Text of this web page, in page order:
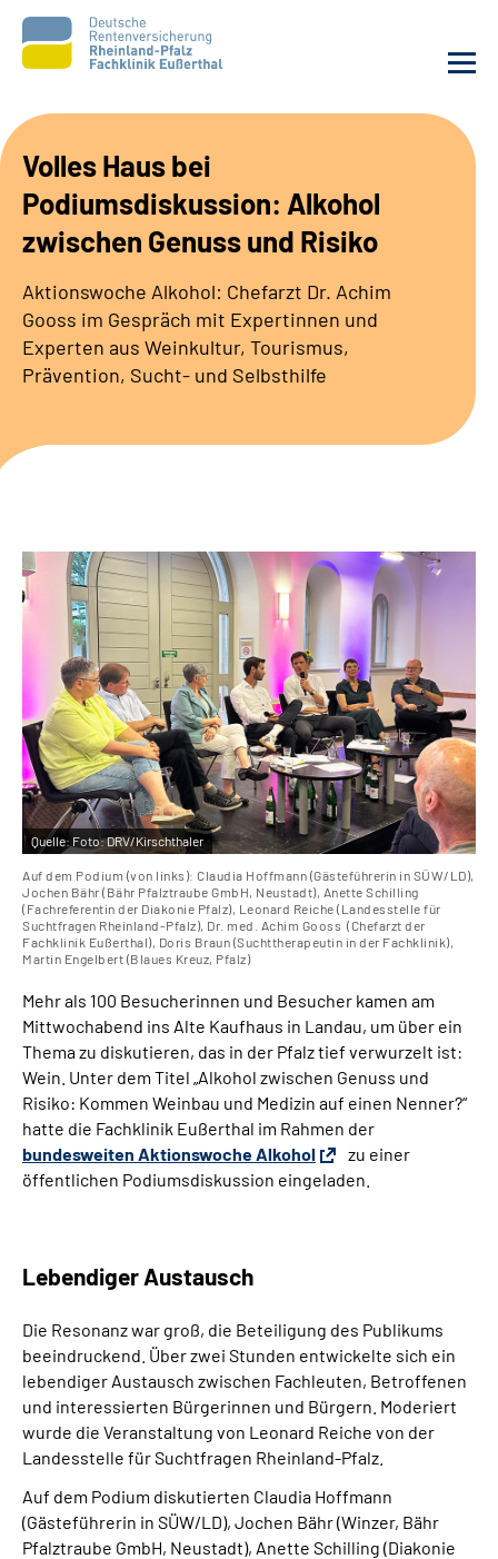
Unsere Angebote
Karriere
Beratungsstellen &
Gebärdensprache
Volles Haus bei
Podiumsdiskussion: Alkohol
zwischen Genuss und Risiko
Aktionswoche Alkohol: Chefarzt Dr. Achim
Gooss im Gespräch mit Expertinnen und
Experten aus Weinkultur, Tourismus,
Prävention, Sucht- und Selbsthilfe
Quelle: Foto: DRV/Kirschthaler
Auf dem Podium (von links): Claudia Hoffmann (Gästeführerin in SÜW/LD),
Jochen Bähr (Bähr Pfalztraube GmbH, Neustadt), Anette Schilling
(Fachreferentin der Diakonie Pfalz), Leonard Reiche (Landesstelle für
Suchtfragen Rheinland-Pfalz), Dr. med. Achim Gooss (Chefarzt der
Fachklinik Eußerthal), Doris Braun (Suchttherapeutin in der Fachklinik),
Martin Engelbert (Blaues Kreuz, Pfalz)
Mehr als 100 Besucherinnen und Besucher kamen am
Mittwochabend ins Alte Kaufhaus in Landau, um über ein
Thema zu diskutieren, das in der Pfalz tief verwurzelt ist:
Wein. Unter dem Titel „Alkohol zwischen Genuss und
Risiko: Kommen Weinbau und Medizin auf einen Nenner?“
hatte die Fachklinik Eußerthal im Rahmen der
bundesweiten Aktionswoche Alkohol
zu einer
öffentlichen Podiumsdiskussion eingeladen.
Lebendiger Austausch
Die Resonanz war groß, die Beteiligung des Publikums
beeindruckend. Über zwei Stunden entwickelte sich ein
lebendiger Austausch zwischen Fachleuten, Betroffenen
und interessierten Bürgerinnen und Bürgern. Moderiert
wurde die Veranstaltung von Leonard Reiche von der
Landesstelle für Suchtfragen Rheinland-Pfalz.
Auf dem Podium diskutierten Claudia Hoffmann
(Gästeführerin in SÜW/LD), Jochen Bähr (Winzer, Bähr
Pfalztraube GmbH, Neustadt), Anette Schilling (Diakonie